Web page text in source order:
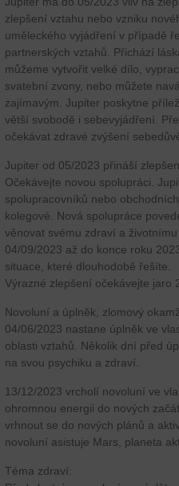
zlepšení vztahu nebo vzniku
uměleckého vyjádření v případě
partnerských vztahů. Přichází
můžeme vytvořit velké dílo,
svatební zvony, nebo můžete
zajímavým. Jupiter poskytne
větší svobodě i sebevyjádření.
očekávat zdravé zvýšení
Jupiter od 05/2023 přináší
Očekávejte novou spolupráci.
spolupracovníků nebo
kolegové. Nová spolupráce
věnovat svému zdraví a
04/09/2023 až do konce roku
situace, které dlouhodobě řešíte.
Výrazné zlepšení očekávejte jaro
Novoluní a úplněk, zlomový
04/06/2023 nastane úplněk ve
oblasti vztahů. Několik dní před
na svou psychiku a zdraví.
13/12/2023 vrcholí novoluní ve
ohromnou energii do nových
vrhnout se do nových plánů a
novoluní asistuje Mars, planeta
Téma zdraví: